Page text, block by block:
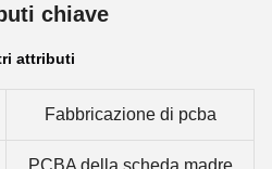
chiave
attributi
Fabbricazione di pcba
PCBA della scheda madre